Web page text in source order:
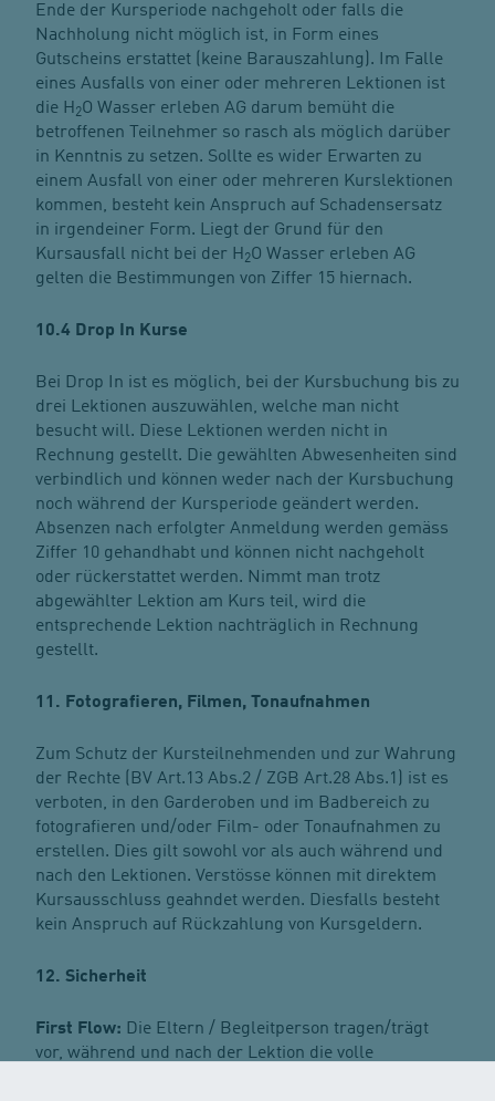
Ende der Kursperiode nachgeholt oder falls die
Nachholung nicht möglich ist, in Form eines
Gutscheins erstattet (keine Barauszahlung). Im Falle
eines Ausfalls von einer oder mehreren Lektionen ist
die H 2O Wasser erleben AG darum bemüht die
betroffenen Teilnehmer so rasch als möglich darüber
in Kenntnis zu setzen. Sollte es wider Erwarten zu
einem Ausfall von einer oder mehreren Kurslektionen
kommen, besteht kein Anspruch auf Schadensersatz
in irgendeiner Form. Liegt der Grund für den
Kursausfall nicht bei der H 2O Wasser erleben AG
gelten die Bestimmungen von Ziffer 15 hiernach.
10.4 Drop In Kurse
Bei Drop In ist es möglich, bei der Kursbuchung bis zu
drei Lektionen auszuwählen, welche man nicht
besucht will. Diese Lektionen werden nicht in
Rechnung gestellt. Die gewählten Abwesenheiten sind
verbindlich und können weder nach der Kursbuchung
noch während der Kursperiode geändert werden.
Absenzen nach erfolgter Anmeldung werden gemäss
Ziffer 10 gehandhabt und können nicht nachgeholt
oder rückerstattet werden. Nimmt man trotz
abgewählter Lektion am Kurs teil, wird die
entsprechende Lektion nachträglich in Rechnung
gestellt.
11. Fotografieren, Filmen, Tonaufnahmen
Zum Schutz der Kursteilnehmenden und zur Wahrung
der Rechte (BV Art.13 Abs.2 / ZGB Art.28 Abs.1) ist es
verboten, in den Garderoben und im Badbereich zu
fotografieren und/oder Film- oder Tonaufnahmen zu
erstellen. Dies gilt sowohl vor als auch während und
nach den Lektionen. Verstösse können mit direktem
Kursausschluss geahndet werden. Diesfalls besteht
kein Anspruch auf Rückzahlung von Kursgeldern.
12. Sicherheit
First Flow: Die Eltern / Begleitperson tragen/trägt
vor, während und nach der Lektion die volle